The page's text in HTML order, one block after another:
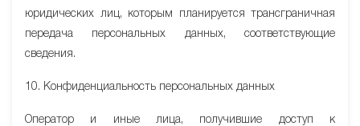
юридических лиц, которым планируется трансграничная
передача персональных данных, соответствующие
сведения.
10. Конфиденциальность персональных данных
Оператор и иные лица, получившие доступ к